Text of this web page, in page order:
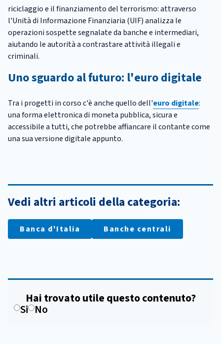
riciclaggio e il finanziamento del terrorismo: attraverso
l'Unità di Informazione Finanziaria (UIF) analizza le
operazioni sospette segnalate da banche e intermediari,
aiutando le autorità a contrastare attività illegali e
criminali.
Uno sguardo al futuro: l'euro digitale
Tra i progetti in corso c'è anche quello dell'euro digitale:
una forma elettronica di moneta pubblica, sicura e
accessibile a tutti, che potrebbe affiancare il contante come
una sua versione digitale appunto.
Vedi altri articoli della categoria:
Banca d'Italia Banche centrali
Hai trovato utile questo contenuto?
Si No